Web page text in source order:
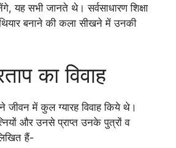
यह सभी जानते थे। सर्वसाधारण शिक्षा
बनाने की कला सीखने में उनकी
का विवाह
जीवन में कुल ग्यारह विवाह किये थे।
और उनसे प्राप्त उनके पुत्रों व
हैं-